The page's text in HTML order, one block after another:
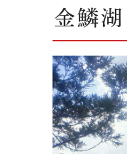
金鱗湖